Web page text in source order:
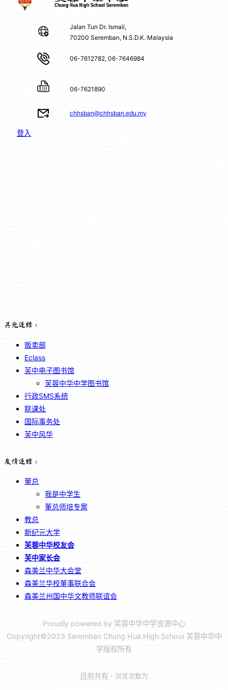
Jalan Tun Dr. Ismail,
70200 Seremban, N.S.D.K. Malaysia
06-7612782, 06-7646984
06-7621890
chhsban@chhsban.edu.my
登入
其他连结：
贩卖部
Eclass
芙中电子图书馆
芙蓉中华中学图书馆
行政SMS系统
联课处
国际事务处
芙中风华
友情连结：
董总
我是中学生
董总师培专案
教总
新纪元大学
芙蓉中华校友会
芙中家长会
森美兰中华大会堂
森美兰华校董事联合会
森美兰州国中华文教师联谊会
Proudly powered by 芙蓉中华中学资源中心
Copyright©2023 Seremban Chung Hua High School 芙蓉中华中
学版权所有
目前共有 ，浏览次数为